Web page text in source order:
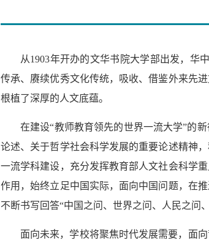
从1903年开办的文华书院大学部出发，华
传承、赓续优秀文化传统，吸收、借鉴外来先
根植了深厚的人文底蕴。
在建设“教师教育领先的世界一流大学”的
论述、关于哲学社会科学发展的重要论述精神
一流学科建设，充分发挥教育部人文社会科学
作用，始终立足中国实际，面向中国问题，在
不断书写回答“中国之问、世界之问、人民之问
面向未来，学校将聚焦时代发展需要，面